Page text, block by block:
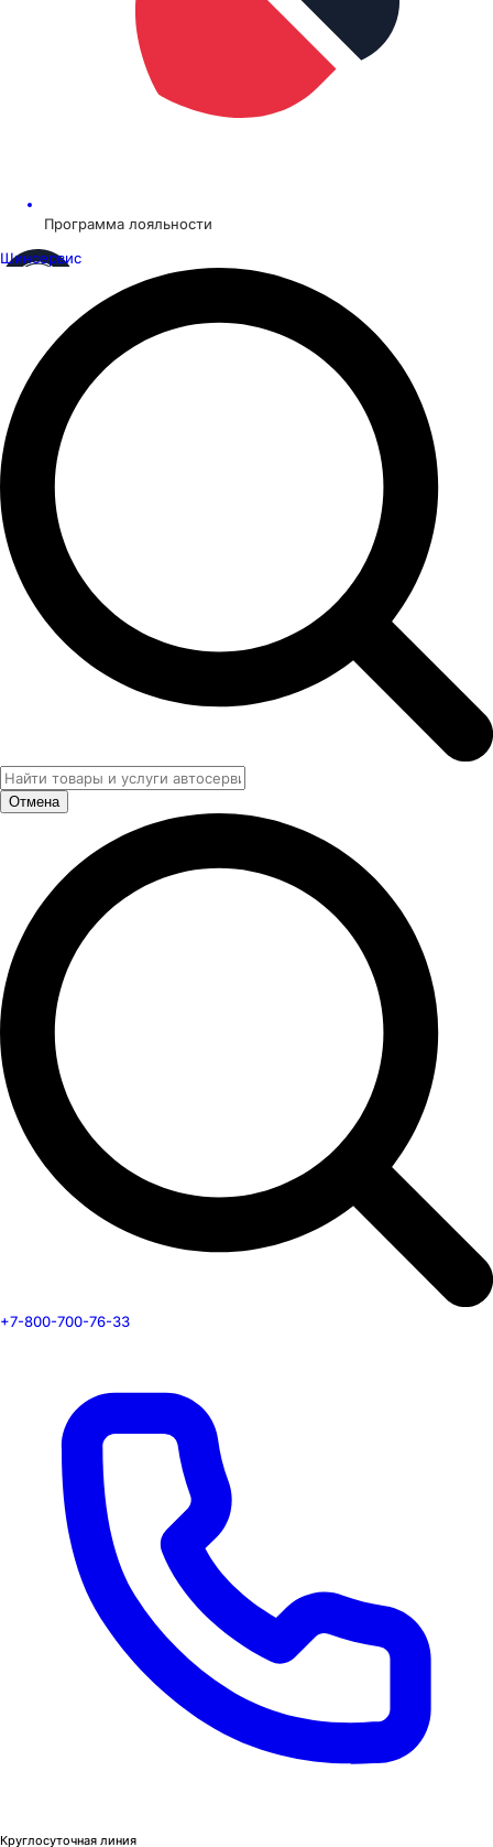
Программа лояльности
Шинсервис
Отмена
+7-800-700-76-33
Круглосуточная линия